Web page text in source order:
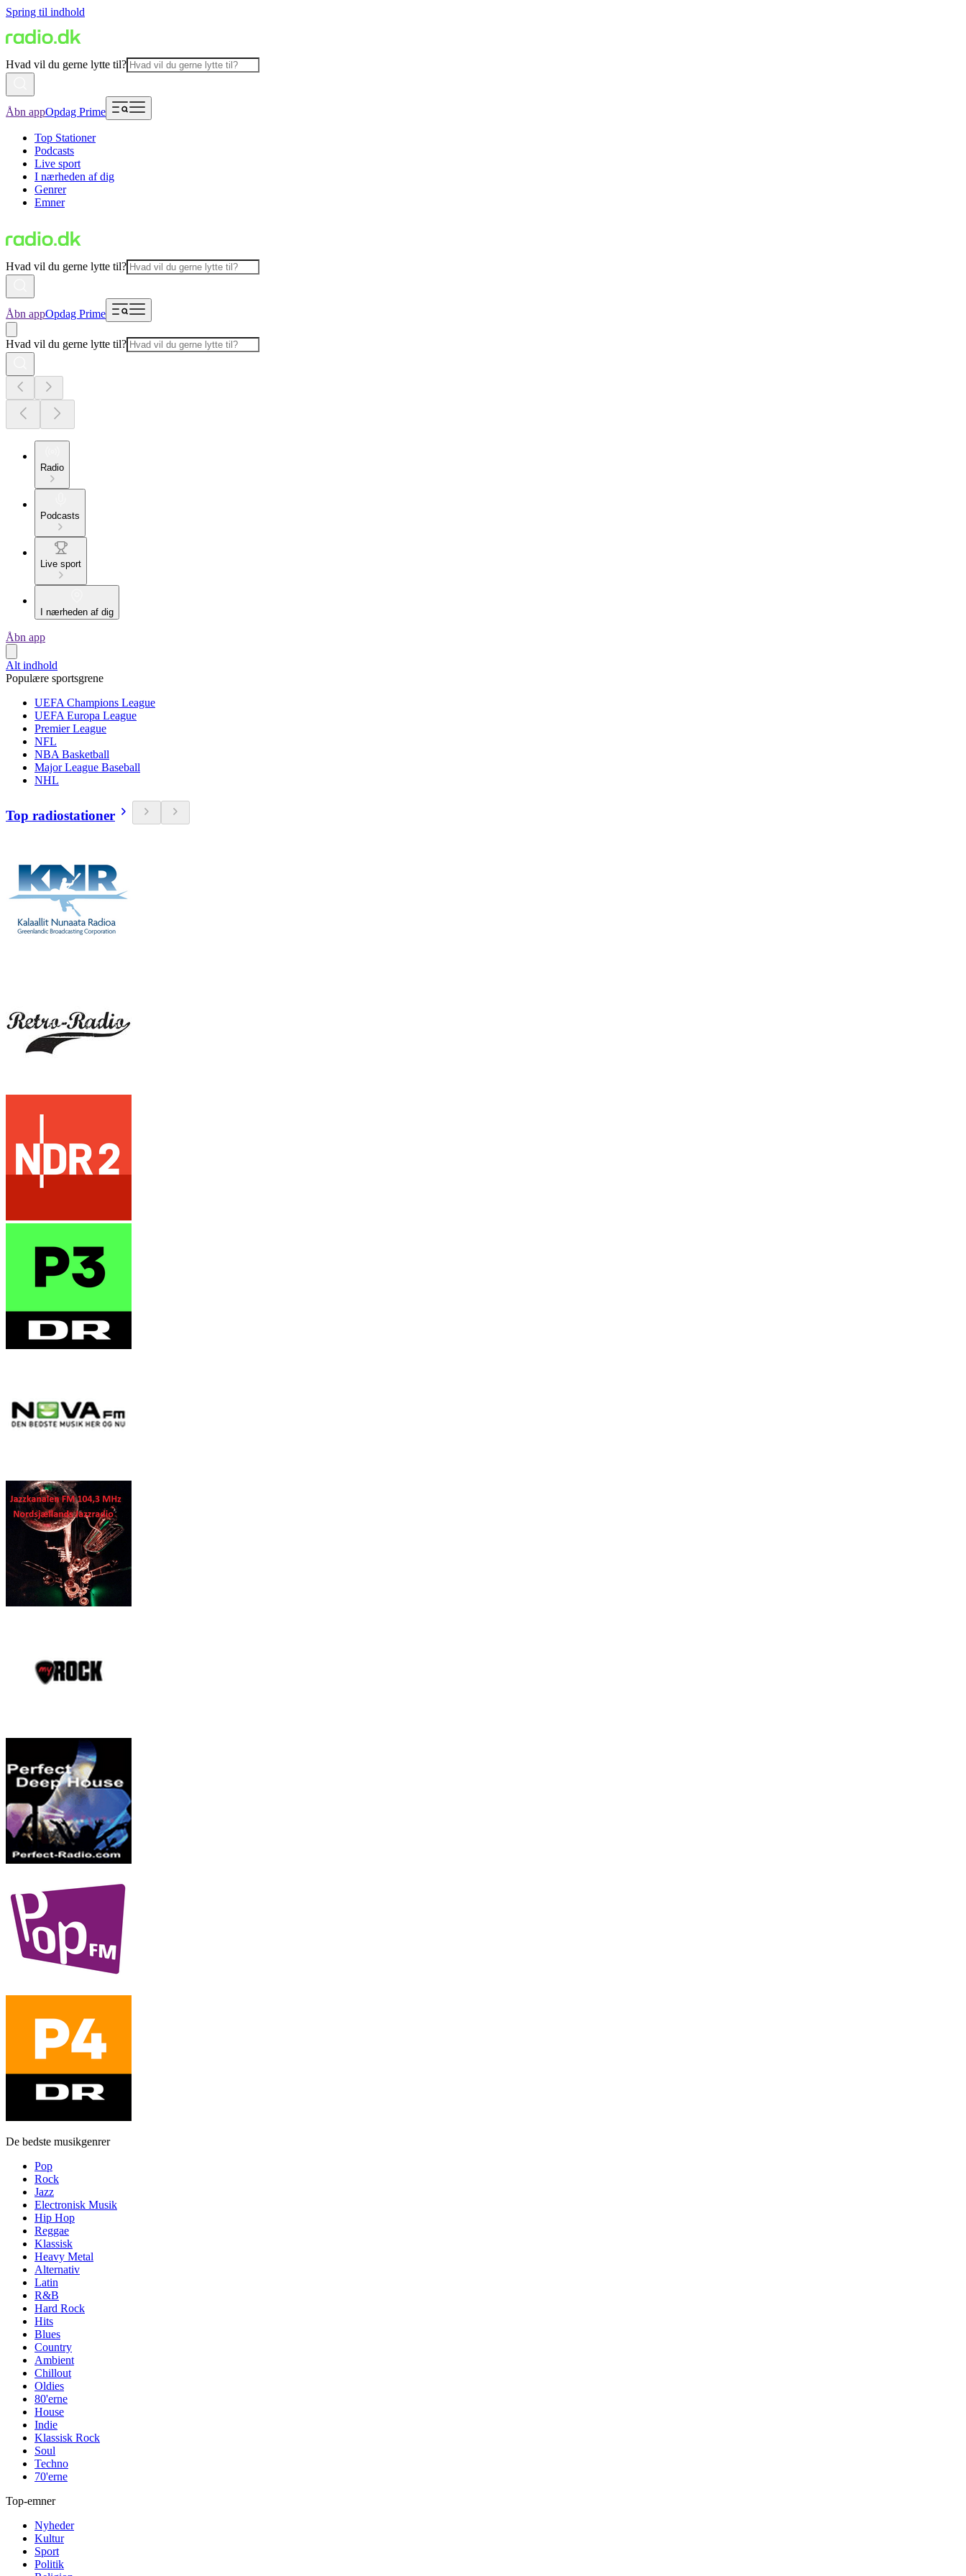
Spring til indhold
Hvad vil du gerne lytte til?
Åbn appOpdag Prime
Top Stationer
Podcasts
Live sport
I nærheden af dig
Genrer
Emner
Hvad vil du gerne lytte til?
Åbn appOpdag Prime
Hvad vil du gerne lytte til?
Radio
Podcasts
Live sport
I nærheden af dig
Åbn app
Alt indhold
Populære sportsgrene
UEFA Champions League
UEFA Europa League
Premier League
NFL
NBA Basketball
Major League Baseball
NHL
Top radiostationer
De bedste musikgenrer
Pop
Rock
Jazz
Electronisk Musik
Hip Hop
Reggae
Klassisk
Heavy Metal
Alternativ
Latin
R&B
Hard Rock
Hits
Blues
Country
Ambient
Chillout
Oldies
80'erne
House
Indie
Klassisk Rock
Soul
Techno
70'erne
Top-emner
Nyheder
Kultur
Sport
Politik